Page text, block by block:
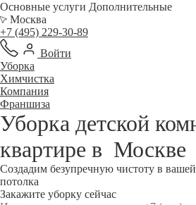
Основные услуги Дополнительные
Москва
+7 (495) 229-30-89
Войти
Уборка
Химчистка
Компания
Франшиза
Уборка детской
квартире в Москве
Создадим безупречную чистоту в
потолка
Закажите уборку сейчас